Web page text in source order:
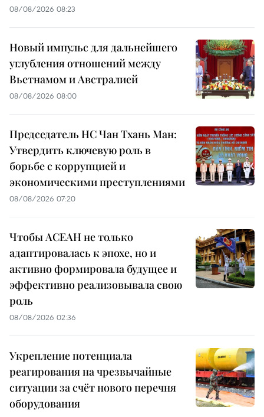
08/08/2026 08:23
Новый импульс для дальнейшего
углубления отношений между
Вьетнамом и Австралией
08/08/2026 08:00
Председатель НС Чан Тхань Ман:
Утвердить ключевую роль в
борьбе с коррупцией и
экономическими преступлениями
08/08/2026 07:20
Чтобы АСЕАН не только
адаптировалась к эпохе, но и
активно формировала будущее и
эффективно реализовывала свою
роль
08/08/2026 02:36
Укрепление потенциала
реагирования на чрезвычайные
ситуации за счёт нового перечня
оборудования